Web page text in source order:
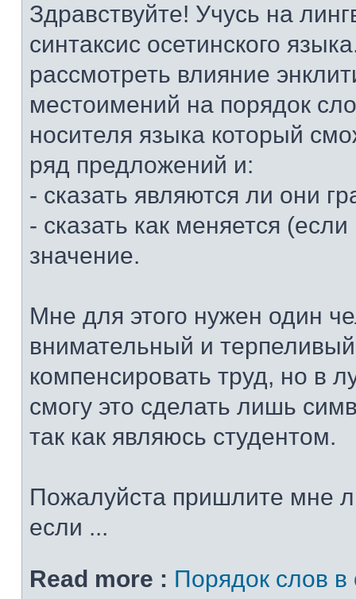
Здравствуйте! Учусь на
синтаксис осетинского
рассмотреть влияние
местоимений на порядок
носителя языка который
ряд предложений и:
- сказать являются ли они
- сказать как меняется
значение.
Мне для этого нужен один
внимательный и
компенсировать труд, но в
смогу это сделать лишь
так как являюсь студентом.
Пожалуйста пришлите мне
если ...
Read more : Порядок слов в